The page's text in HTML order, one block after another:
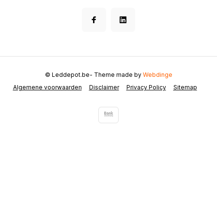
Algemene voorwaarden Disclaimer Privacy Policy Sitemap
© Leddepot.be- Theme made by Webdinge